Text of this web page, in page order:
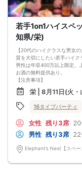
若手1on1ハイスペ
知県/栄)
【20代のハイクラスな男女
質を大切にしたい若手ハイク
男性は年収400万以上限定。
お酒の無料提供あり。
【注意事項】
■当日の持ち物
・公的身分証明書 ※ご提示
■留意事項
・最善を尽くしております
交通費等の補償は致しかねま
・当日は時間に余裕をもって
する場合がございます。
【その他】
■最小催行人数
栄 | 8月11日(火
16タイプパーティ
女性 残り3席
男性 残り3席
Elephant’s Nest【スペ